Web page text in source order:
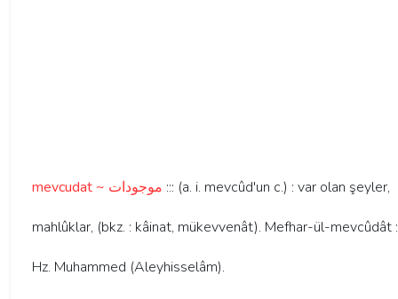
mevcudat ~ موجودات ::: (a. i. mevcûd'un c.) : var olan şeyler,
mahlûklar, (bkz. : kâinat, mükevvenât). Mefhar-ül-mevcûdât :
Hz. Muhammed (Aleyhisselâm).